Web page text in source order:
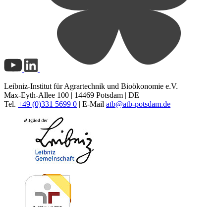
Leibniz-Institut für Agrartechnik und Bioökonomie e.V.
Max-Eyth-Allee 100 | 14469 Potsdam | DE
Tel. +49 (0)331 5699 0 | E-Mail atb@atb-potsdam.de